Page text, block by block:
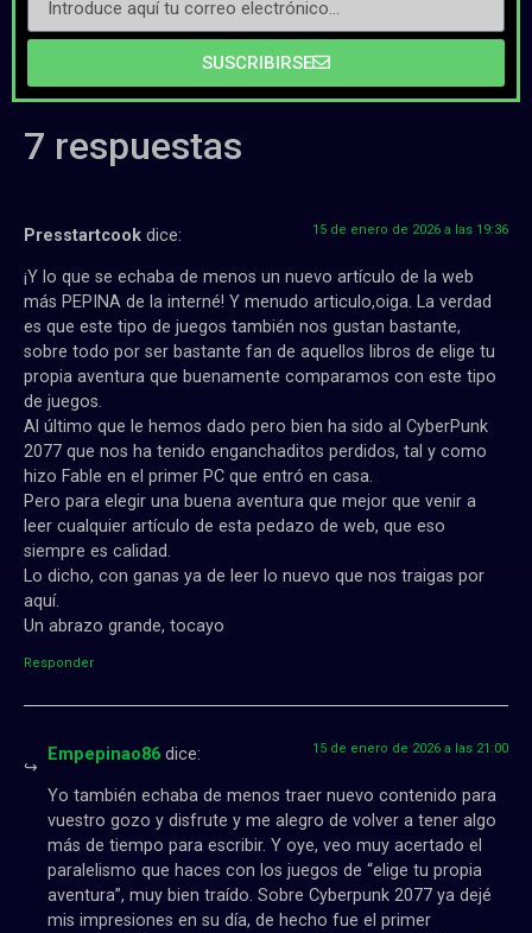
SUSCRIBIRSE
7 respuestas
Presstartcook dice: 15 de enero de 2026 a las 19:36
¡Y lo que se echaba de menos un nuevo artículo de la web
más PEPINA de la interné! Y menudo articulo,oiga. La verdad
es que este tipo de juegos también nos gustan bastante,
sobre todo por ser bastante fan de aquellos libros de elige tu
propia aventura que buenamente comparamos con este tipo
de juegos.
Al último que le hemos dado pero bien ha sido al CyberPunk
2077 que nos ha tenido enganchaditos perdidos, tal y como
hizo Fable en el primer PC que entró en casa.
Pero para elegir una buena aventura que mejor que venir a
leer cualquier artículo de esta pedazo de web, que eso
siempre es calidad.
Lo dicho, con ganas ya de leer lo nuevo que nos traigas por
aquí.
Un abrazo grande, tocayo
Responder
Empepinao86 dice: 15 de enero de 2026 a las 21:00
Yo también echaba de menos traer nuevo contenido para
vuestro gozo y disfrute y me alegro de volver a tener algo
más de tiempo para escribir. Y oye, veo muy acertado el
paralelismo que haces con los juegos de “elige tu propia
aventura”, muy bien traído. Sobre Cyberpunk 2077 ya dejé
mis impresiones en su día, de hecho fue el primer